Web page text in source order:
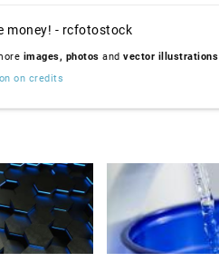
money! - rcfotostock
images, photos and vector illustrations
on credits